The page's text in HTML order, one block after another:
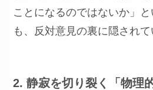
ことになるのではないか」
も、反対意見の裏に隠されて
2. 静寂を切り裂く「物理